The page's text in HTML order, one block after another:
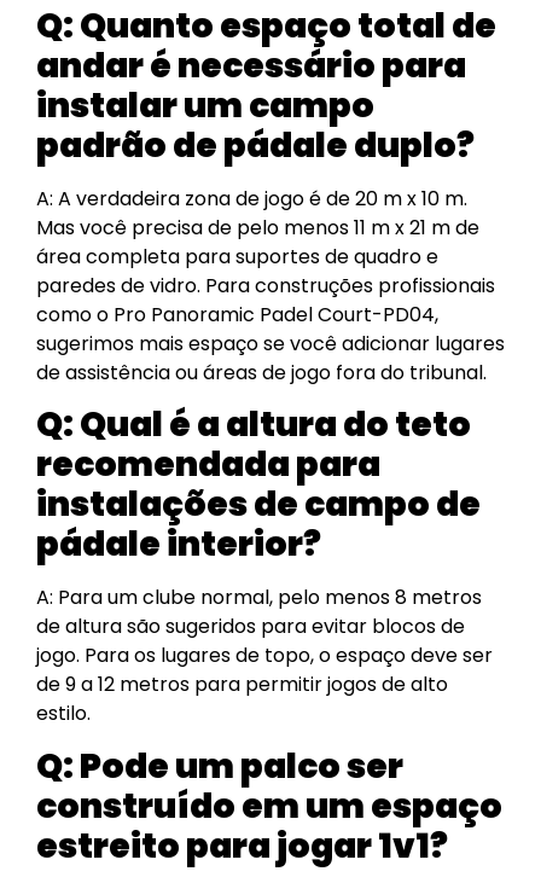
Q:Quanto espaço total de
andar é necessário para
instalar um campo
padrão de pádale duplo?
A: A verdadeira zona de jogo é de 20 m x 10 m.
Mas você precisa de pelo menos 11 m x 21 m de
área completa para suportes de quadro e
paredes de vidro. Para construções profissionais
como o Pro Panoramic Padel Court-PD04,
sugerimos mais espaço se você adicionar lugares
de assistência ou áreas de jogo fora do tribunal.
Q:Qual é a altura do teto
recomendada para
instalações de campo de
pádale interior?
A: Para um clube normal, pelo menos 8 metros
de altura são sugeridos para evitar blocos de
jogo. Para os lugares de topo, o espaço deve ser
de 9 a 12 metros para permitir jogos de alto
estilo.
Q:Pode um palco ser
construído em um espaço
estreito para jogar 1v1?